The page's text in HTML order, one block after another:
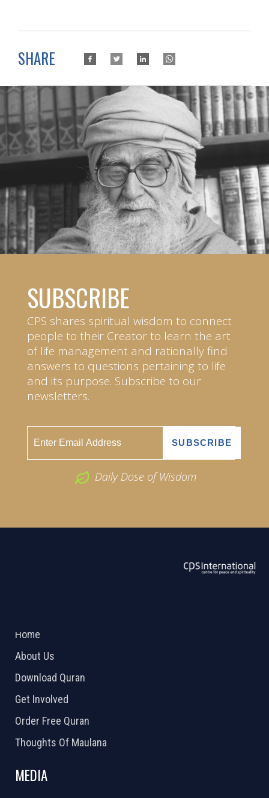
SHARE
SUBSCRIBE
CPS shares spiritual wisdom to connect
people to their Creator to learn the art
of life management and rationally find
answers to questions pertaining to life
and its purpose. Subscribe to our
newsletters.
Daily Dose of Wisdom
Home
About Us
Download Quran
Get Involved
Order Free Quran
Thoughts Of Maulana
MEDIA